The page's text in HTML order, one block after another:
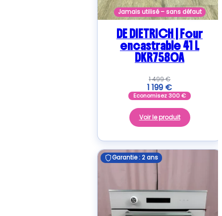
Jamais utilisé – sans défaut
DE DIETRICH | Four
encastrable 41 L
DKR7580A
1 499€
1 199 €
Economisez300€
Voir le produit
Garantie : 2 ans
Garantie : 2 ans